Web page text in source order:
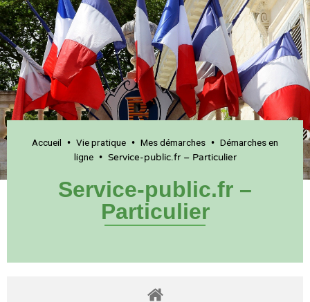
Accueil • Vie pratique • Mes démarches • Démarches en
ligne• Service-public.fr – Particulier
Service-public.fr –
Particulier